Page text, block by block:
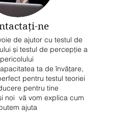
ne
de ajutor cu testul de
și testul de percepție a
pericolului
ta de învățare,
pentru testul teoriei
pentru tine
noi vă vom explica cum
ajuta